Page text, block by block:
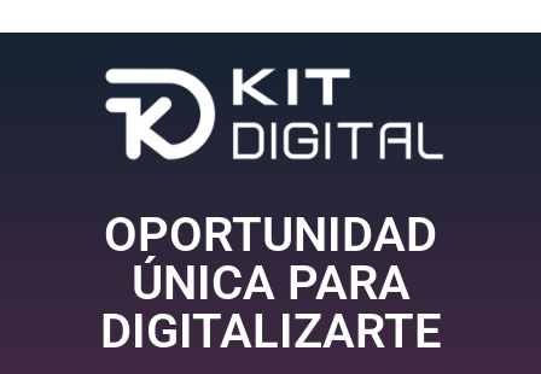
OPORTUNIDAD
ÚNICA PARA
DIGITALIZARTE